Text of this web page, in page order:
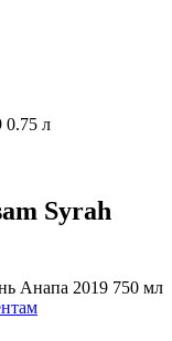
0.75 л
Syrah
Анапа 2019 750 мл